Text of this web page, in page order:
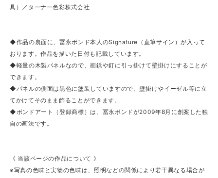
具）／ターナー色彩株式会社
◆作品の裏面に、冨永ボンド本人のSignature（直筆サイン）が入って
おります。作品を描いた日付も記載しています。
◆軽量の木製パネルなので、画鋲や釘に引っ掛けて壁掛けにすることが
できます。
◆パネルの側面は黒色に塗装していますので、壁掛けやイーゼル等に立
てかけてそのまま飾ることができます。
◆ボンドアート（登録商標）は、冨永ボンドが2009年8月に創案した独
自の画法です。
《 当該ページの作品について 》
※写真の色味と実物の色味は、照明などの関係により若干異なる場合が